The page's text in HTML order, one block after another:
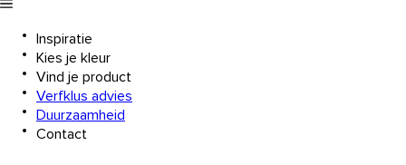
Inspiratie
Kies je kleur
Vind je product
Verfklus advies
Duurzaamheid
Contact